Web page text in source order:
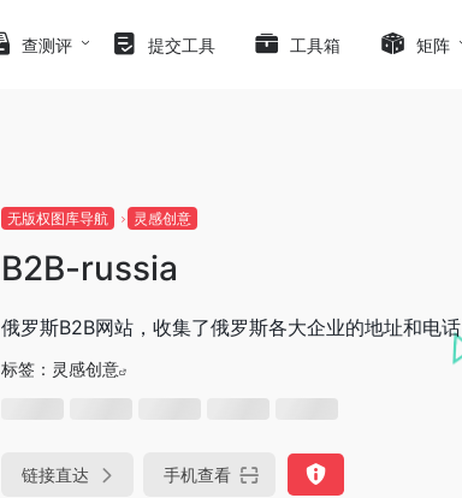
查测评 提交工具 工具箱 矩阵
无版权图库导航 灵感创意
B2B-russia
俄罗斯B2B网站，收集了俄罗斯各大企业的地址和电话
标签： 灵感创意
链接直达 手机查看